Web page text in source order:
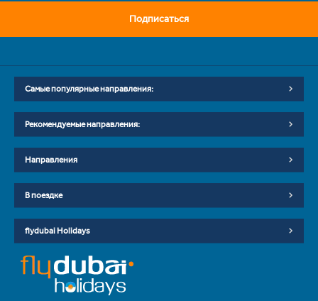
Подписаться
Самые популярные направления:
Рекомендуемые направления:
Направления
В поездке
flydubai Holidays